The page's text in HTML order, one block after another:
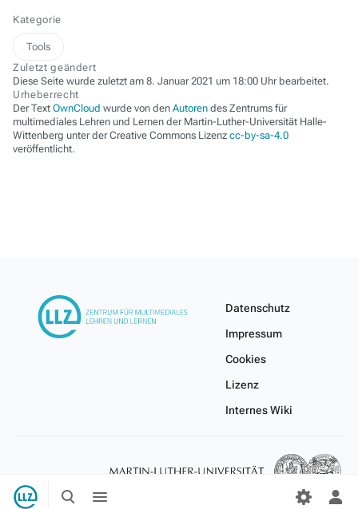
Suche
umschaltenumschalten
Kategorie
Tools
Zuletzt geändert
Diese Seite wurde zuletzt am 8. Januar 2021 um 18:00 Uhr bearbeitet.
Urheberrecht
Der Text OwnCloud wurde von den Autoren des Zentrums für
multimediales Lehren und Lernen der Martin-Luther-Universität Halle-
Wittenberg unter der Creative Commons Lizenz cc-by-sa-4.0
veröffentlicht.
Datenschutz
Impressum
Cookies
Lizenz
Internes Wiki